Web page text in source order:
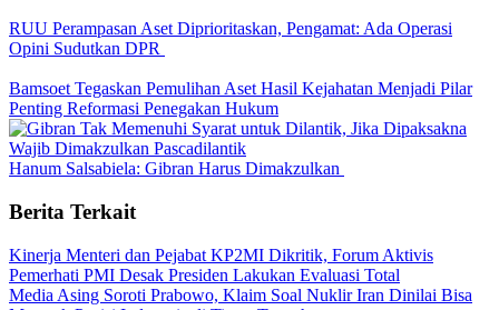
RUU Perampasan Aset Diprioritaskan, Pengamat: Ada Operasi
Opini Sudutkan DPR
Bamsoet Tegaskan Pemulihan Aset Hasil Kejahatan Menjadi Pilar
Penting Reformasi Penegakan Hukum
Hanum Salsabiela: Gibran Harus Dimakzulkan
Berita Terkait
Kinerja Menteri dan Pejabat KP2MI Dikritik, Forum Aktivis
Pemerhati PMI Desak Presiden Lakukan Evaluasi Total
Media Asing Soroti Prabowo, Klaim Soal Nuklir Iran Dinilai Bisa